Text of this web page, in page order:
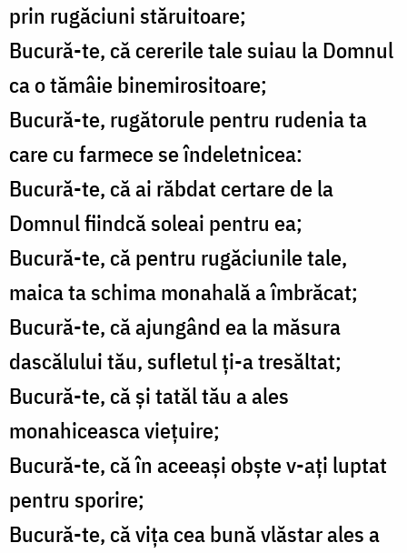
prin rugăciuni stăruitoare;
Bucură-te, că cererile tale suiau la Domnul
ca o tămâie binemirositoare;
Bucură-te, rugătorule pentru rudenia ta
care cu farmece se îndeletnicea:
Bucură-te, că ai răbdat certare de la
Domnul fiindcă soleai pentru ea;
Bucură-te, că pentru rugăciunile tale,
maica ta schima monahală a îmbrăcat;
Bucură-te, că ajungând ea la măsura
dascălului tău, sufletul ți-a tresăltat;
Bucură-te, că și tatăl tău a ales
monahiceasca viețuire;
Bucură-te, că în aceeași obște v-ați luptat
pentru sporire;
Bucură-te, că vița cea bună vlăstar ales a